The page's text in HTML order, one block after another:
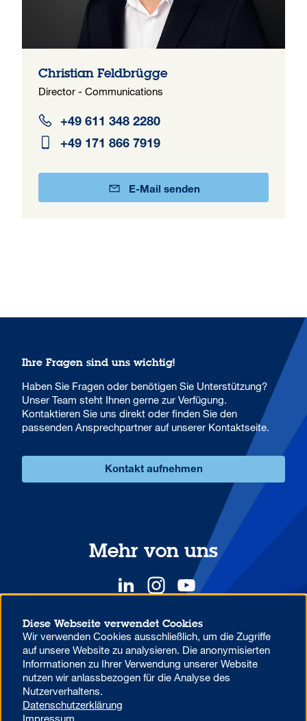
Christian Feldbrügge
Director - Communications
+49 611 348 2280
+49 171 866 7919
E-Mail senden
Ihre Fragen sind uns wichtig!
Haben Sie Fragen oder benötigen Sie Unterstützung?
Unser Team steht Ihnen gerne zur Verfügung.
Kontaktieren Sie uns direkt oder finden Sie den
passenden Ansprechpartner auf unserer Kontaktseite.
Kontakt aufnehmen
Mehr von uns
YOUR COMPETITIVE ADVANTAGE.
Datenschutzhinweise zur Verwendung von MS Teams in der
Aareal Bank
Beschwerdemanagement
Diese Webseite verwendet Cookies
Wir verwenden Cookies ausschließlich, um die Zugriffe
auf unsere Website zu analysieren. Die anonymisierten
Informationen zu Ihrer Verwendung unserer Website
nutzen wir anlassbezogen für die Analyse des
Nutzerverhaltens.
Datenschutzerklärung
Impressum